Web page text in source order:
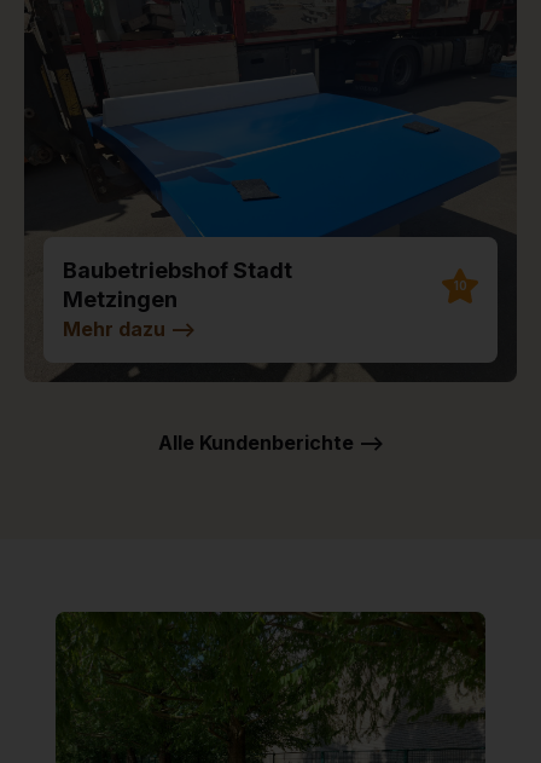
Baubetriebshof Stadt
Metzingen
10
Mehr dazu -->
Alle Kundenberichte -->